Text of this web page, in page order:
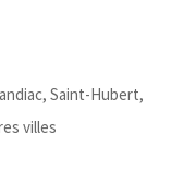
Saint-Hubert,
villes